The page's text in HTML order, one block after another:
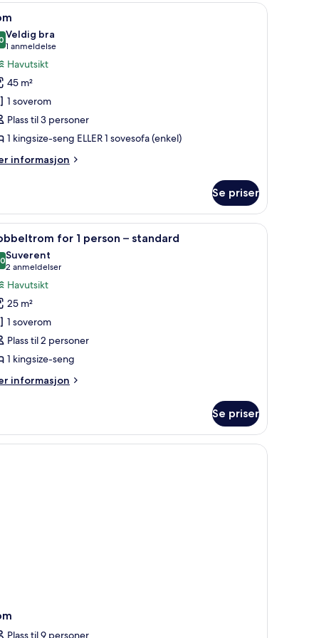
10
av 10
Veldig bra
1 anmeldelse
(1
anmeldelse)
Havutsikt
45 m²
1 soverom
Plass til 3 personer
1 kingsize-seng ELLER 1 sovesofa (enkel)
informasjon
Se priser
individuelt dekorert 1 soverom, minibar, safe på rommet og
4 for 1 person – standard
av 10
Suverent
2 anmeldelser
(2
anmeldelser)
Havutsikt
25 m²
1 soverom
Plass til 2 personer
1 kingsize-seng
informasjon
Se priser
Plass til 9 personer